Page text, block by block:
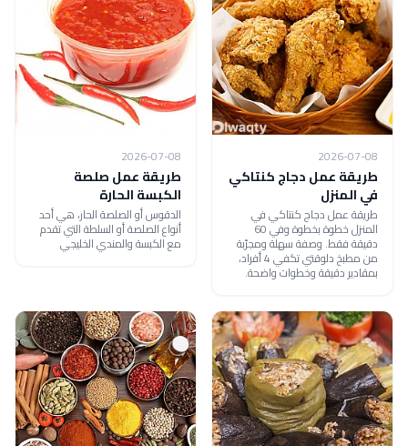
2026-07-08
طريقة عمل دجاج كنتاكي
في المنزل
طريقة عمل دجاج كنتاكي في
المنزل خطوة بخطوة وفي 60
دقيقة فقط. وصفة سهلة ومجرّبة
من مطبخ دلوقتي تكفي 4 أفراد،
بمقادير دقيقة وخطوات واضحة.
2026-07-08
طريقة عمل صلصة
الكبسة الحارة
الدقوس أو الصلصة الحار، هي أحد
أنواع الصلصة أو السلطة التي تقدم
مع الكبسة والمندي الخليجي